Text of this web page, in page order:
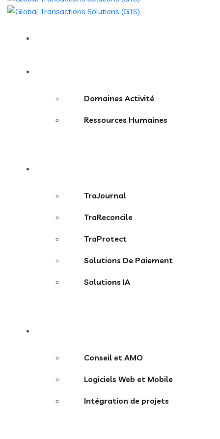
Domaines Activité
Ressources Humaines
TraJournal
TraReconcile
TraProtect
Solutions De Paiement
Solutions IA
Conseil et AMO
Logiciels Web et Mobile
Intégration de projets